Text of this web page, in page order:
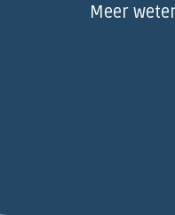
Meer